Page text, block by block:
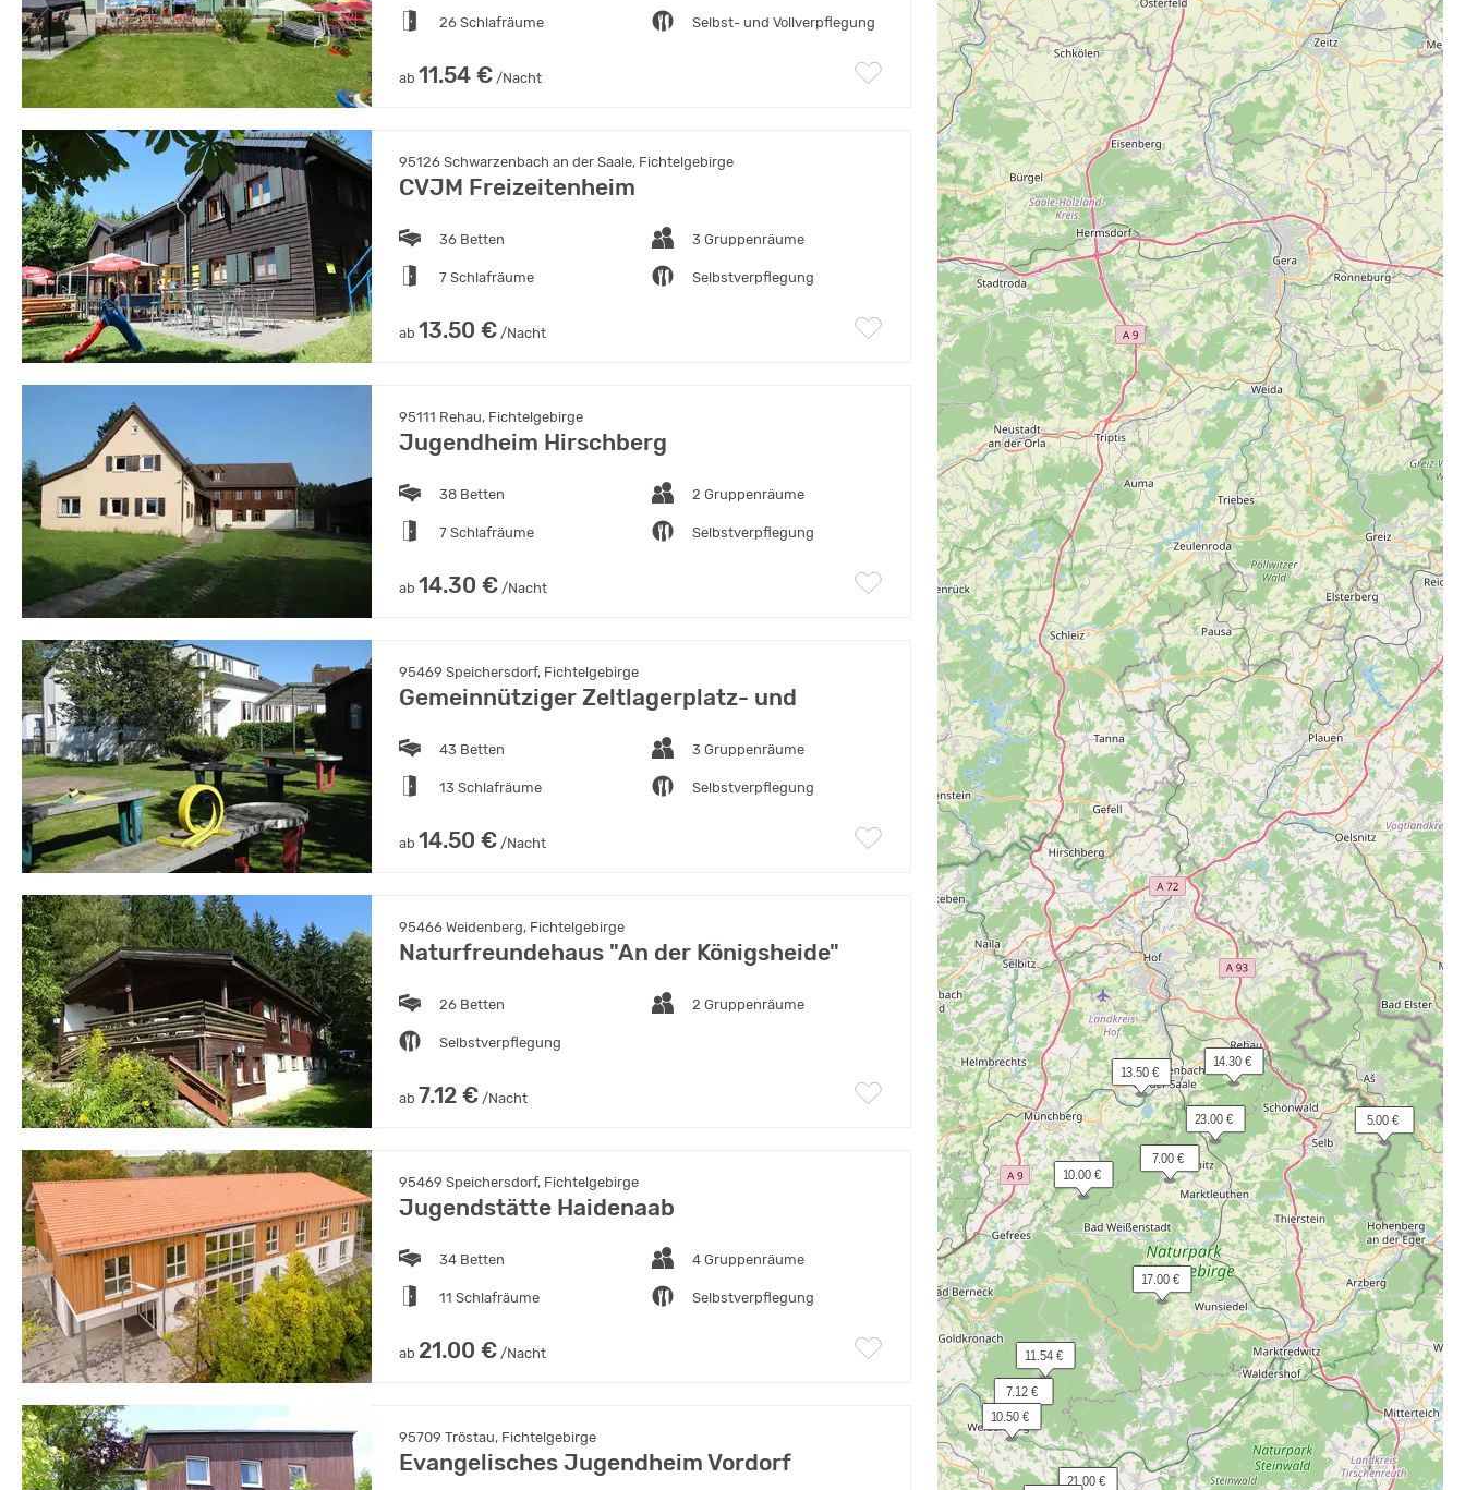
26 Schlafräume Selbst- und Vollverpflegung
ab 11.54 € /Nacht
95126 Schwarzenbach an der Saale, Fichtelgebirge
CVJM Freizeitenheim
36 Betten 3 Gruppenräume
7 Schlafräume Selbstverpflegung
ab 13.50 € /Nacht
95111 Rehau, Fichtelgebirge
Jugendheim Hirschberg
38 Betten 2 Gruppenräume
7 Schlafräume Selbstverpflegung
ab 14.30 € /Nacht
95469 Speichersdorf, Fichtelgebirge
Gemeinnütziger Zeltlagerplatz- und
43 Betten 3 Gruppenräume
13 Schlafräume Selbstverpflegung
ab 14.50 € /Nacht
95466 Weidenberg, Fichtelgebirge
Naturfreundehaus "An der Königsheide"
26 Betten 2 Gruppenräume
Selbstverpflegung
ab 7.12 € /Nacht
95469 Speichersdorf, Fichtelgebirge
Jugendstätte Haidenaab
34 Betten 4 Gruppenräume
11 Schlafräume Selbstverpflegung
ab 21.00 € /Nacht
95709 Tröstau, Fichtelgebirge
Evangelisches Jugendheim Vordorf
  5.00 €
  7.00 €
10.00 €
11.54 €
13.50 €
14.30 €
  7.12 €
21.00 €
17.00 €
10.50 €
23.00 €